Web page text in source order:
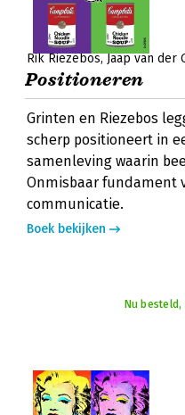
Rik Riezebos Jaap van der
Positioneren
Grinten en Riezebos
scherp positioneert in
samenleving waarin
Onmisbaar fundament
communicatie.
Boek bekijken
Nu